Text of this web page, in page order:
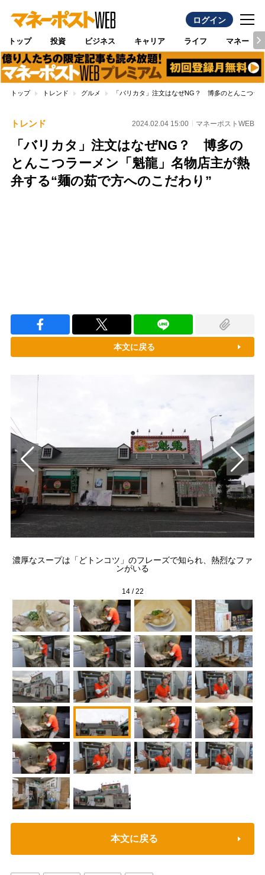
ログイン
トップ 投資 ビジネス キャリア ライフ マネー
トップ トレンド グルメ 「バリカタ」注文はなぜNG？ 博多のとんこつラ
トレンド 2024.02.04 15:00 マネーポストWEB
「バリカタ」注文はなぜNG？ 博多の
とんこつラーメン「魁龍」名物店主が熱
弁する“麺の茹で方へのこだわり”
本文に戻る
濃厚なスープは「どトンコツ」のフレーズで知られ、熱烈なファ
ンがいる
14/22
本文に戻る